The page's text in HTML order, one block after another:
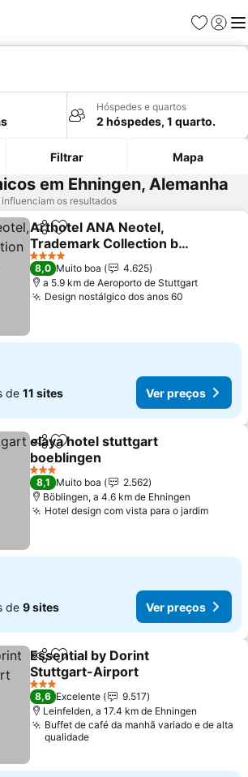
Favoritos
Iniciar
Hóspedes e quartos
2 hóspedes, 1 quarto.
Filtrar Mapa
em Ehningen, Alemanha
os resultados
PartilharAdicionar aos favoritos
Arthotel ANA Neotel,
Trademark Collection by
Wyndham
4 Estrelas
8,0 Muito boa
4.625
a 5.9 km de Aeroporto de Stuttgart
Design nostálgico dos anos 60
de 11 sites Ver preços
PartilharAdicionar aos favoritos
elaya hotel stuttgart
boeblingen
3 Estrelas
8,1 Muito boa
2.562
Böblingen, a 4.6 km de Ehningen
Hotel design com vista para o jardim
de 9 sites Ver preços
PartilharAdicionar aos favoritos
Essential by Dorint
Stuttgart-Airport
3 Estrelas
8,6 Excelente
9.517
Leinfelden, a 17.4 km de Ehningen
Buffet de café da manhã variado e de alta
qualidade